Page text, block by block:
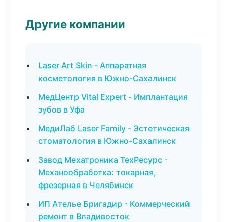
Другие компании
Laser Art Skin - Аппаратная
косметология в Южно-Сахалинск
МедЦентр Vital Expert - Имплантация
зубов в Уфа
МедиЛаб Laser Family - Эстетическая
стоматология в Южно-Сахалинск
Завод Мехатроника ТехРесурс -
Механообработка: токарная,
фрезерная в Челябинск
ИП Ателье Бригадир - Коммерческий
ремонт в Владивосток